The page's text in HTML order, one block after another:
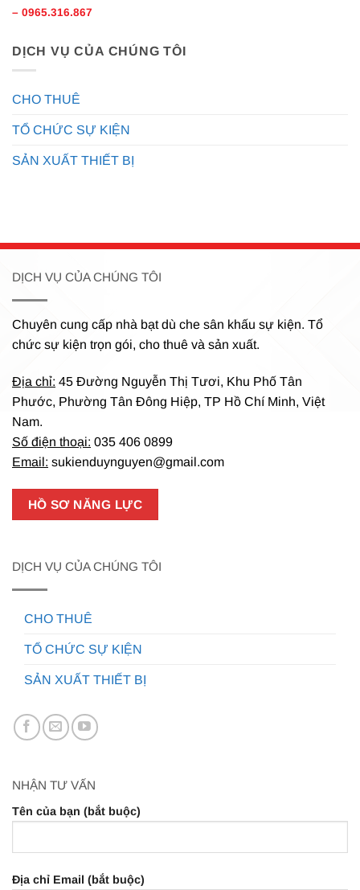
– 0965.316.867
DỊCH VỤ CỦA CHÚNG TÔI
CHO THUÊ
TỔ CHỨC SỰ KIỆN
SẢN XUẤT THIẾT BỊ
DỊCH VỤ CỦA CHÚNG TÔI
Chuyên cung cấp nhà bạt dù che sân khấu sự kiện. Tổ
chức sự kiện trọn gói, cho thuê và sản xuất.
Địa chỉ: 45 Đường Nguyễn Thị Tươi, Khu Phố Tân
Phước, Phường Tân Đông Hiệp, TP Hồ Chí Minh, Việt
Nam.
Số điện thoại: 035 406 0899
Email: sukienduynguyen@gmail.com
HỒ SƠ NĂNG LỰC
DỊCH VỤ CỦA CHÚNG TÔI
CHO THUÊ
TỔ CHỨC SỰ KIỆN
SẢN XUẤT THIẾT BỊ
NHẬN TƯ VẤN
Tên của bạn (bắt buộc)
Địa chỉ Email (bắt buộc)